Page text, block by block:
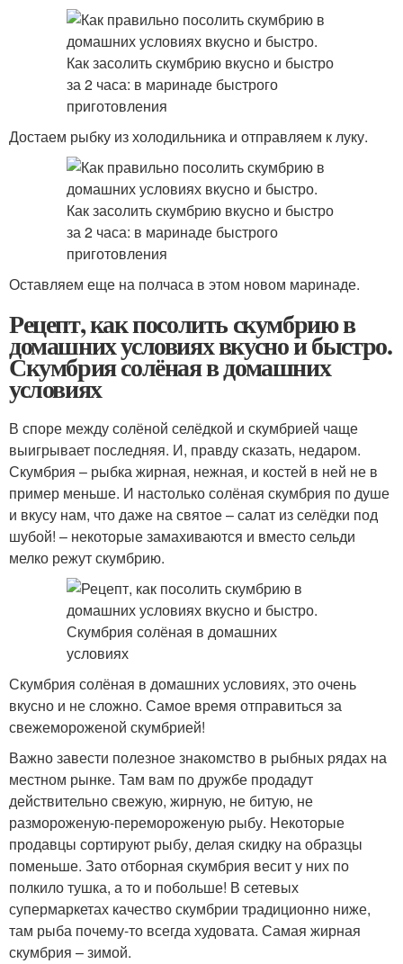
Достаем рыбку из холодильника и отправляем к луку.
Оставляем еще на полчаса в этом новом маринаде.
Рецепт, как посолить скумбрию в
домашних условиях вкусно и быстро.
Скумбрия солёная в домашних
условиях
В споре между солёной селёдкой и скумбрией чаще
выигрывает последняя. И, правду сказать, недаром.
Скумбрия – рыбка жирная, нежная, и костей в ней не в
пример меньше. И настолько солёная скумбрия по душе
и вкусу нам, что даже на святое – салат из селёдки под
шубой! – некоторые замахиваются и вместо сельди
мелко режут скумбрию.
Скумбрия солёная в домашних условиях, это очень
вкусно и не сложно. Самое время отправиться за
свежемороженой скумбрией!
Важно завести полезное знакомство в рыбных рядах на
местном рынке. Там вам по дружбе продадут
действительно свежую, жирную, не битую, не
размороженую-перемороженую рыбу. Некоторые
продавцы сортируют рыбу, делая скидку на образцы
поменьше. Зато отборная скумбрия весит у них по
полкило тушка, а то и побольше! В сетевых
супермаркетах качество скумбрии традиционно ниже,
там рыба почему-то всегда худовата. Самая жирная
скумбрия – зимой.